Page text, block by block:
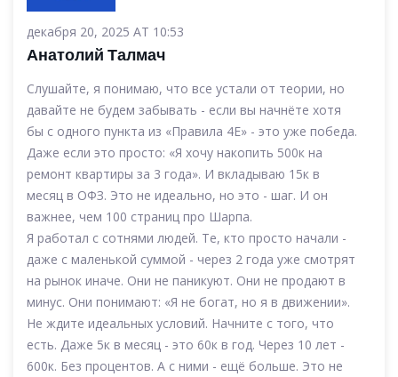
декабря 20, 2025 AT 10:53
Анатолий Талмач
Слушайте, я понимаю, что все устали от теории, но
давайте не будем забывать - если вы начнёте хотя
бы с одного пункта из «Правила 4E» - это уже победа.
Даже если это просто: «Я хочу накопить 500к на
ремонт квартиры за 3 года». И вкладываю 15к в
месяц в ОФЗ. Это не идеально, но это - шаг. И он
важнее, чем 100 страниц про Шарпа.
Я работал с сотнями людей. Те, кто просто начали -
даже с маленькой суммой - через 2 года уже смотрят
на рынок иначе. Они не паникуют. Они не продают в
минус. Они понимают: «Я не богат, но я в движении».
Не ждите идеальных условий. Начните с того, что
есть. Даже 5к в месяц - это 60к в год. Через 10 лет -
600к. Без процентов. А с ними - ещё больше. Это не